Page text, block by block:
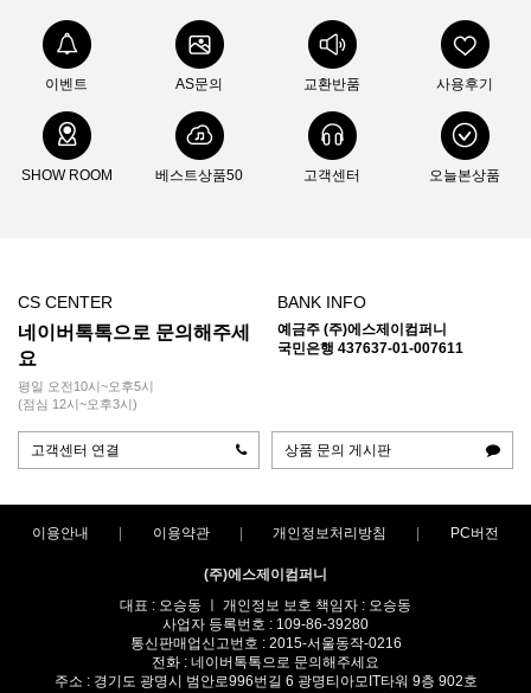
이벤트 AS문의 교환반품 사용후기
SHOW ROOM 베스트상품50 고객센터 오늘본상품
CS CENTER
네이버톡톡으로 문의해주세
요
평일 오전10시~오후5시
(점심 12시~오후3시)
BANK INFO
예금주 (주)에스제이컴퍼니
국민은행 437637-01-007611
고객센터 연결 상품 문의 게시판
이용안내 이용약관 개인정보처리방침 PC버전
(주)에스제이컴퍼니
대표 : 오승동 ㅣ 개인정보 보호 책임자 : 오승동
사업자 등록번호 : 109-86-39280
통신판매업신고번호 : 2015-서울동작-0216
전화 : 네이버톡톡으로 문의해주세요
주소 : 경기도 광명시 범안로996번길 6 광명티아모IT타워 9층 902호